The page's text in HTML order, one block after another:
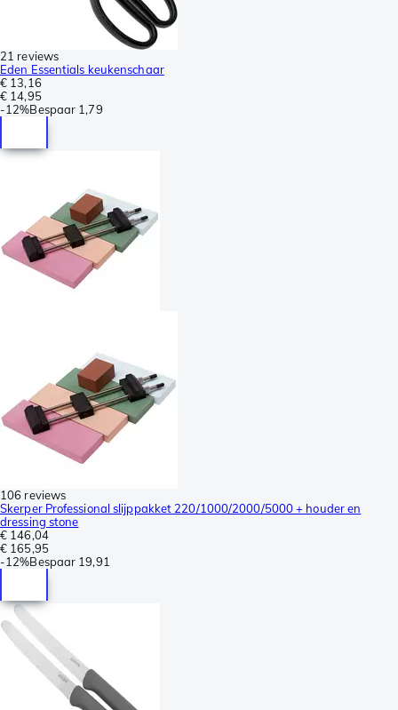
21 reviews
Eden Essentials keukenschaar
€ 13,16
€ 14,95
-12%Bespaar 1,79
106 reviews
Skerper Professional slijppakket 220/1000/2000/5000 + houder en
dressing stone
€ 146,04
€ 165,95
-12%Bespaar 19,91